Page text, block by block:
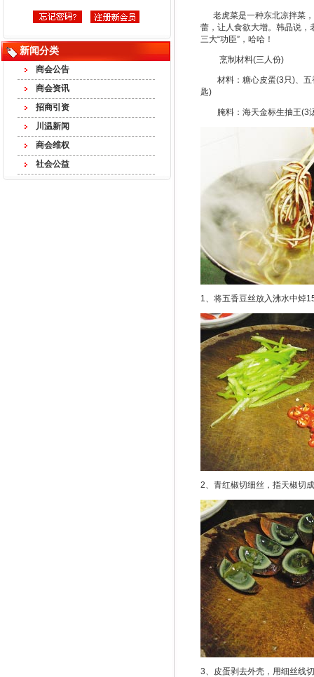
新闻分类
商会公告
商会资讯
招商引资
川温新闻
商会维权
社会公益
老虎菜是一种东北凉拌菜，
蕾，让人食欲大增。韩晶说，
三大“功臣”，哈哈！
烹制材料(三人份)
材料：糖心皮蛋(3只)、五
匙)
腌料：海天金标生抽王(3汤
1、将五香豆丝放入沸水中焯
2、青红椒切细丝，指天椒切
3、皮蛋剥去外壳，用细丝线